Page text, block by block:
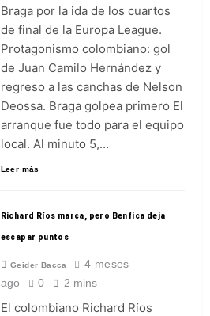
Braga por la ida de los cuartos
de final de la Europa League.
Protagonismo colombiano: gol
de Juan Camilo Hernández y
regreso a las canchas de Nelson
Deossa. Braga golpea primero El
arranque fue todo para el equipo
local. Al minuto 5,…
Leer más
Richard Ríos marca, pero Benfica deja
escapar puntos
Geider Bacca
4 meses
ago
0 2 mins
El colombiano Richard Ríos